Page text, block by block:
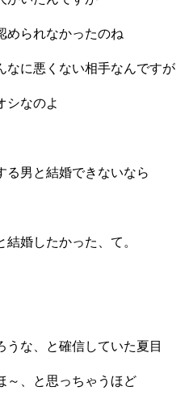
められなかったのね
なに悪くない相手なんですが
シなのよ
る男と結婚できないなら
婚したかった、て。
な、と確信していた夏目
～、と思っちゃうほど